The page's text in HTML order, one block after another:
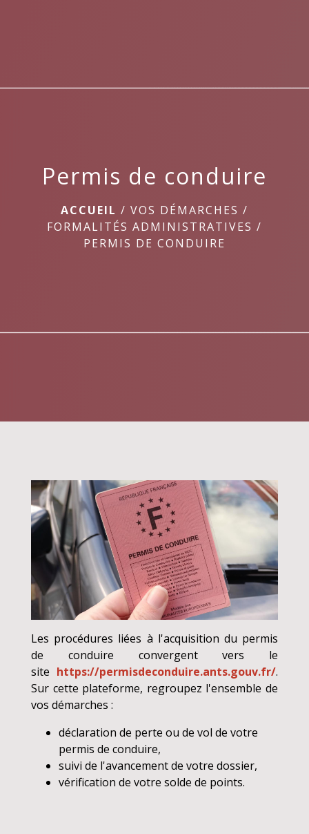
Permis de conduire
ACCUEIL / VOS DÉMARCHES /
FORMALITÉS ADMINISTRATIVES /
PERMIS DE CONDUIRE
Les procédures liées à l'acquisition du permis
de conduire convergent vers le
site https://permisdeconduire.ants.gouv.fr/.
Sur cette plateforme, regroupez l'ensemble de
vos démarches :
déclaration de perte ou de vol de votre
permis de conduire,
suivi de l'avancement de votre dossier,
vérification de votre solde de points.